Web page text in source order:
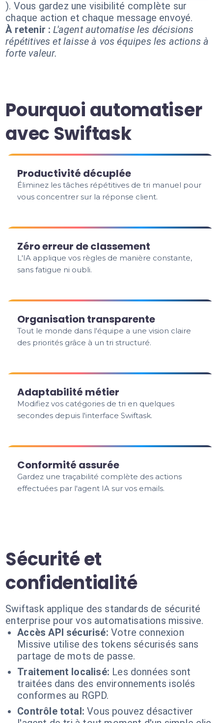
). Vous gardez une visibilité complète sur
chaque action et chaque message envoyé.
À retenir : L'agent automatise les décisions
répétitives et laisse à vos équipes les actions à
forte valeur.
Pourquoi automatiser
avec Swiftask
Productivité décuplée
Éliminez les tâches répétitives de tri manuel pour
vous concentrer sur la réponse client.
Zéro erreur de classement
L'IA applique vos règles de manière constante,
sans fatigue ni oubli.
Organisation transparente
Tout le monde dans l'équipe a une vision claire
des priorités grâce à un tri structuré.
Adaptabilité métier
Modifiez vos catégories de tri en quelques
secondes depuis l'interface Swiftask.
Conformité assurée
Gardez une traçabilité complète des actions
effectuées par l'agent IA sur vos emails.
Sécurité et
confidentialité
Swiftask applique des standards de sécurité
enterprise pour vos automatisations missive.
Accès API sécurisé: Votre connexion
Missive utilise des tokens sécurisés sans
partage de mots de passe.
Traitement localisé: Les données sont
traitées dans des environnements isolés
conformes au RGPD.
Contrôle total: Vous pouvez désactiver